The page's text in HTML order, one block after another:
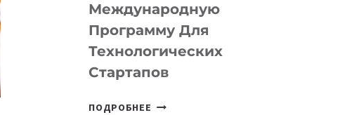
IT-
ПРЕДПРИНИМАТЕЛЬСТВО
Международную
Программу Для
Технологических
Стартапов
ПОДРОБНЕЕ ОТКРЫТ